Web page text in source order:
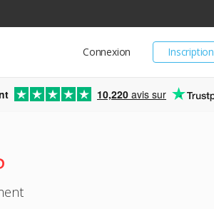
Inscription
Connexion
10,220 avis sur